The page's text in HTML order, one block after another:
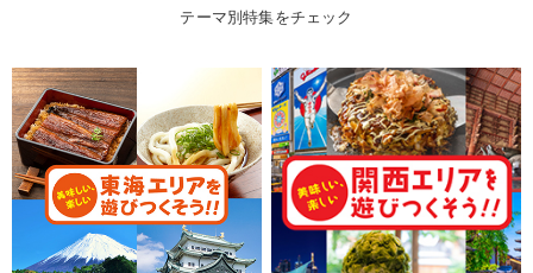
テーマ別特集をチェック